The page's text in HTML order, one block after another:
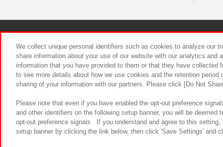
食品のご
We collect unique personal identifiers such as cookies to analyze our
share information about your use of our website with our analytics and
information that you have provided to them or that they have
to see more details about how we use cookies and the retention
sharing of your information with our partners. Please click [Do Not
Please note that even if you have enabled the opt-out preference
and other identifiers on the following setup banner, you will be
opt-out preference signals . If you understand and agree to this
setup banner by clicking the link below, then click 'Save Settings' and